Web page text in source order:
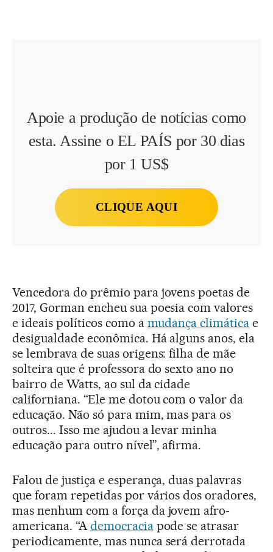
Apoie a produção de notícias como
esta. Assine o EL PAÍS por 30 dias
por 1 US$
CLIQUE AQUI
Vencedora do prêmio para jovens poetas de
2017, Gorman encheu sua poesia com valores
e ideais políticos como a mudança climática e
desigualdade econômica. Há alguns anos, ela
se lembrava de suas origens: filha de mãe
solteira que é professora do sexto ano no
bairro de Watts, ao sul da cidade
californiana. “Ele me dotou com o valor da
educação. Não só para mim, mas para os
outros... Isso me ajudou a levar minha
educação para outro nível”, afirma.
Falou de justiça e esperança, duas palavras
que foram repetidas por vários dos oradores,
mas nenhum com a força da jovem afro-
americana. “A democraciapode se atrasar
periodicamente, mas nunca será derrotada